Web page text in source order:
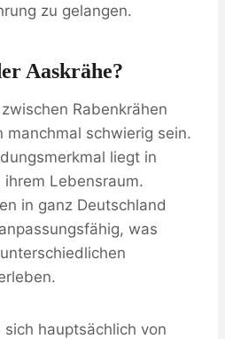
zu gelangen.
Aaskrähe?
Rabenkrähen
manchmal schwierig sein.
liegt in
Lebensraum.
in ganz Deutschland
was
hauptsächlich von